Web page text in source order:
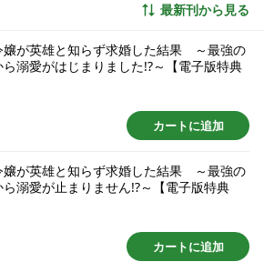
なら…やけ酒に限る!! 偶然近くにいた初
承諾。 だが後日、ルカーシュは国の英雄だと知
最強の神
ュ・ラブファンタジー！！
最新刊から見る
嬢が英雄と知らず求婚した結果 ～最強の
溺愛がはじまりました!?～【電子版特典
カートに追加
嬢が英雄と知らず求婚した結果 ～最強の
溺愛が止まりません!?～【電子版特典
カートに追加